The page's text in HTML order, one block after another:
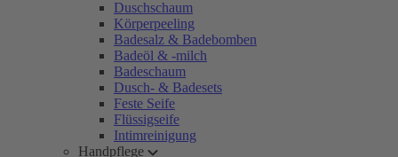
Duschschaum
Körperpeeling
Badesalz & Badebomben
Badeöl & -milch
Badeschaum
Dusch- & Badesets
Feste Seife
Flüssigseife
Intimreinigung
Handpflege